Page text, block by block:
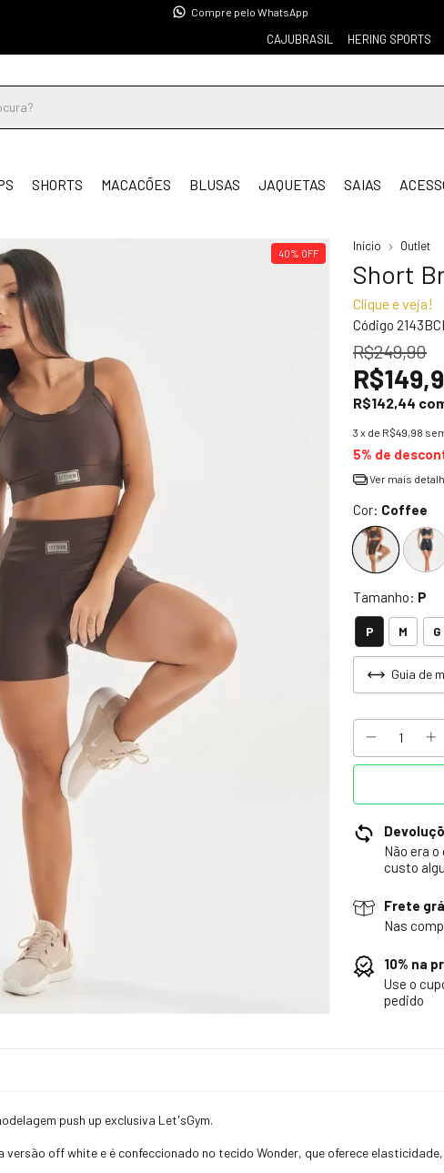
Compre pelo WhatsApp
CAJUBRASIL HERING SPORTS
SHORTS MACACÕES BLUSAS JAQUETAS SAIAS
40% OFF
Início Outlet
Short
Clique e veja!
Código
R$249,90
R$142,44
3 x de R$49,98
5% de
Ver mais
Cor: Coffee
Tamanho: P
P M G
Guia de
Não era
custo
Frete
Nas
10% na
Use o
pedido
push up exclusiva Let'sGym.
off white e é confeccionado no tecido Wonder, que oferece